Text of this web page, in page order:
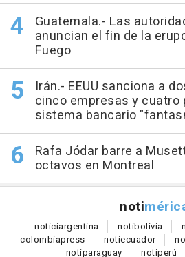
Guatemala.- Las
anuncian el fin de la
Fuego
Irán.- EEUU sanciona a
cinco empresas y cuatro
sistema bancario
Rafa Jódar barre a
octavos en Montreal
noti
noticiargentina notibolivia
colombiapress notiecuador
notiparaguay notiperú